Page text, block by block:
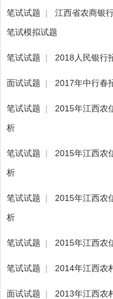
笔试试题 |
江西省农商银
笔试模拟试题
笔试试题 | 2018人民银行
面试试题 | 2017年中行春
笔试试题 |
2015年江西农
析
笔试试题 |
2015年江西农
析
笔试试题 |
2015年江西农
析
笔试试题 | 2015年江西农
笔试试题 | 2014年江西农
面试试题 | 2013年江西农